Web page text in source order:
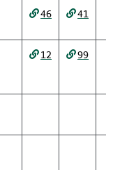
46 41
12 99